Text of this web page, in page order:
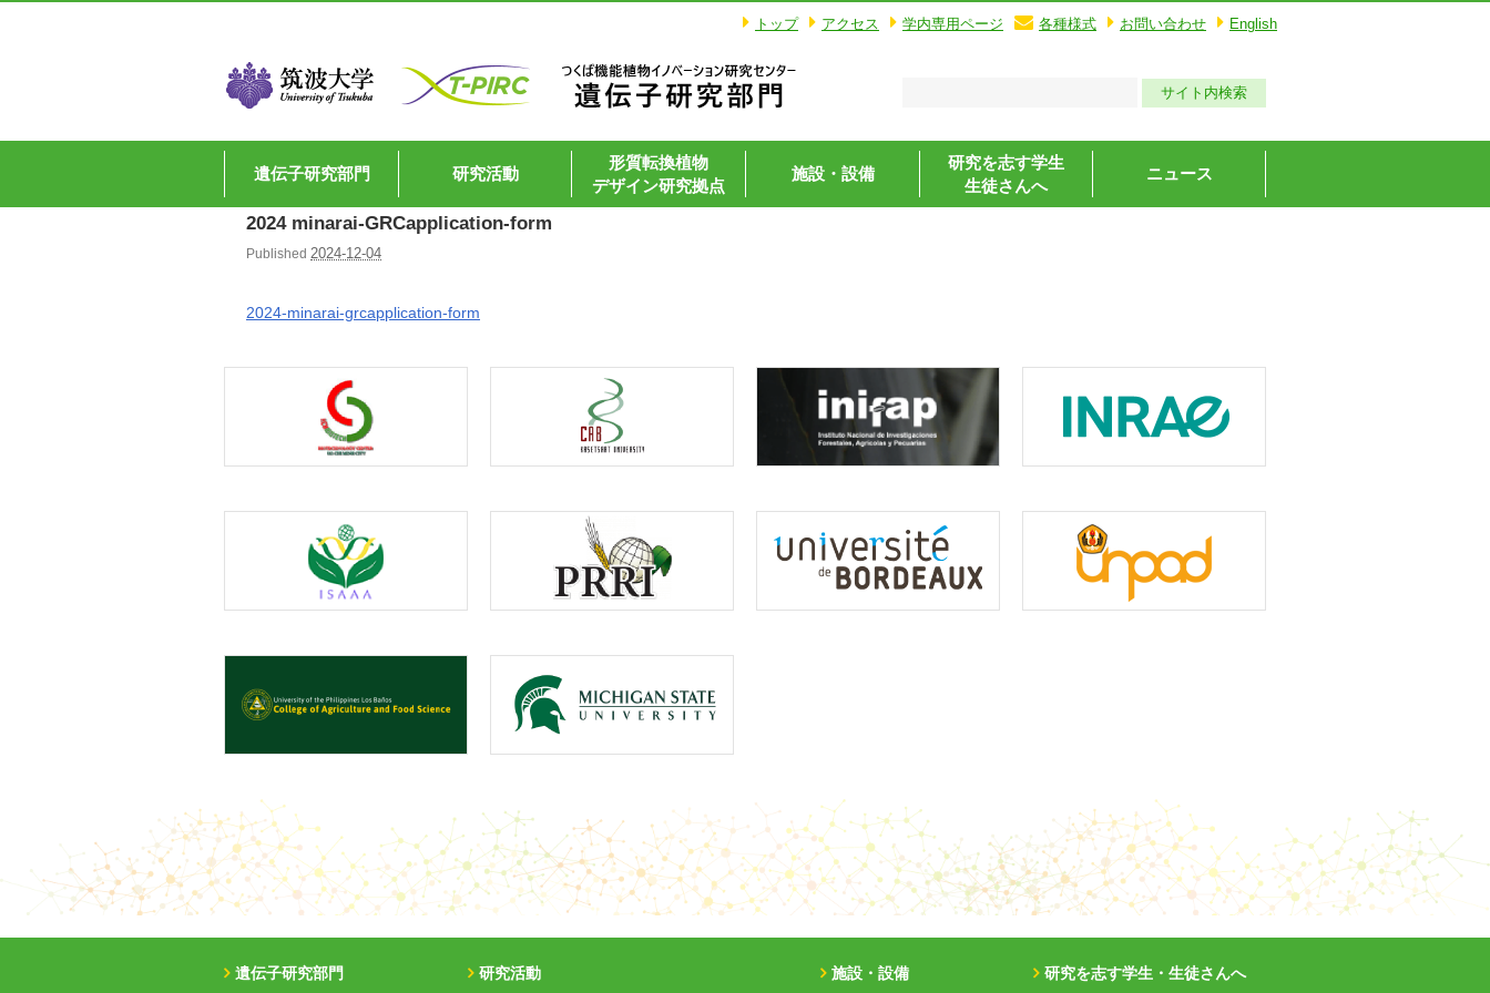
トップ アクセス 学内専用ページ 各種様式 お問い合わせ English
遺伝子研究部門 研究活動
形質転換植物
デザイン研究拠点
施設・設備
研究を志す学生
生徒さんへ
ニュース
2024 minarai-GRCapplication-form
Published 2024-12-04
2024-minarai-grcapplication-form
遺伝子研究部門 研究活動 施設・設備 研究を志す学生・生徒さんへ